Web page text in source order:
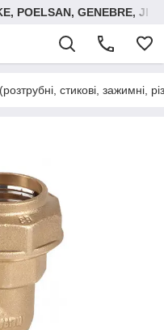
POELSAN, GENEBRE,
стикові, зажимні,